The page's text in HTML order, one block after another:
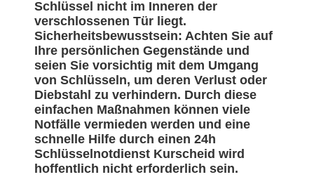
Schlüssel nicht im Inneren der
verschlossenen Tür liegt.
Sicherheitsbewusstsein: Achten Sie auf
Ihre persönlichen Gegenstände und
seien Sie vorsichtig mit dem Umgang
von Schlüsseln, um deren Verlust oder
Diebstahl zu verhindern. Durch diese
einfachen Maßnahmen können viele
Notfälle vermieden werden und eine
schnelle Hilfe durch einen 24h
Schlüsselnotdienst Kurscheid wird
hoffentlich nicht erforderlich sein.